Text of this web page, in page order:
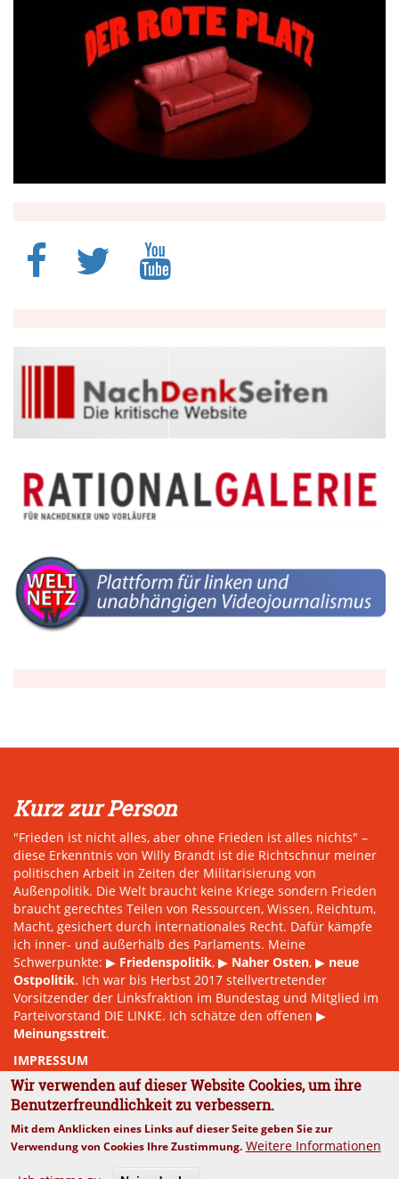
Kurz zur Person
"Frieden ist nicht alles, aber ohne Frieden ist alles nichts" –
diese Erkenntnis von Willy Brandt ist die Richtschnur meiner
politischen Arbeit in Zeiten der Militarisierung von
Außenpolitik. Die Welt braucht keine Kriege sondern Frieden
braucht gerechtes Teilen von Ressourcen, Wissen, Reichtum,
Macht, gesichert durch internationales Recht. Dafür kämpfe
ich inner- und außerhalb des Parlaments. Meine
Schwerpunkte: ▶ Friedenspolitik, ▶ Naher Osten, ▶ neue
Ostpolitik. Ich war bis Herbst 2017 stellvertretender
Vorsitzender der Linksfraktion im Bundestag und Mitglied im
Parteivorstand DIE LINKE. Ich schätze den offenen ▶
Meinungsstreit.
IMPRESSUM
Wir verwenden auf dieser Website Cookies, um ihre
Benutzerfreundlichkeit zu verbessern.
Mit dem Anklicken eines Links auf dieser Seite geben Sie zur
Verwendung von Cookies Ihre Zustimmung. Weitere Informationen